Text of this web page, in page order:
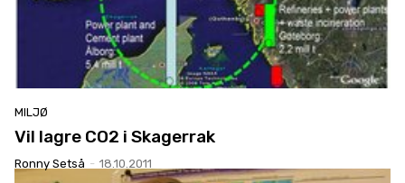
MILJØ
Vil lagre CO2 i Skagerrak
Ronny Setså - 18.10.2011